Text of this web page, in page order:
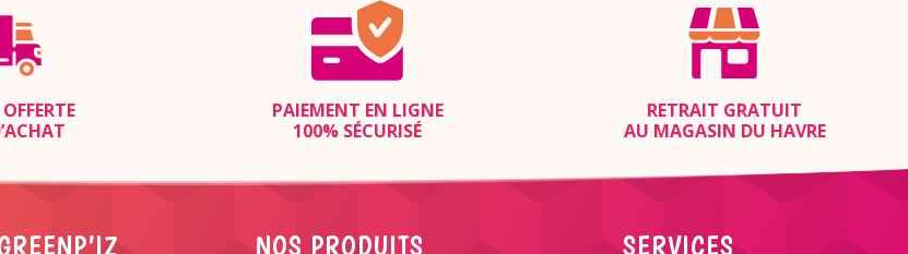
PAIEMENT EN LIGNE
100% SÉCURISÉ
RETRAIT GRATUIT
AU MAGASIN DU HAVRE
NOS PRODUITS SERVICES